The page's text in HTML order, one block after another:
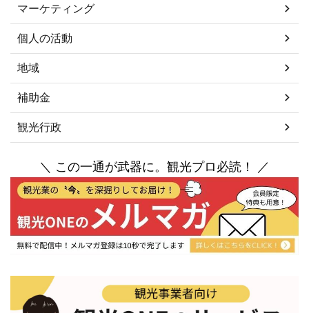
マーケティング
個人の活動
地域
補助金
観光行政
＼ この一通が武器に。観光プロ必読！ ／